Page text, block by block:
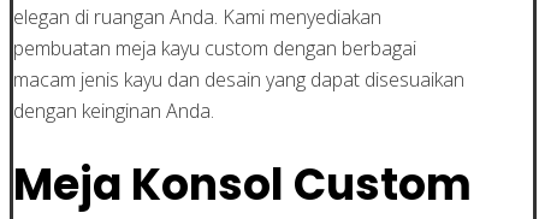
elegan di ruangan Anda. Kami menyediakan
pembuatan meja kayu custom dengan berbagai
macam jenis kayu dan desain yang dapat disesuaikan
dengan keinginan Anda.
Meja Konsol Custom